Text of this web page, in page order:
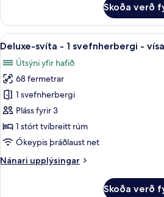
-
svefnherbergi
útsýni
yfir
hafið
Skoða verð
Skoða
allar
myndir
fyrir
Deluxe-
svíta
-
1
svefnherbergi
-
11
Deluxe-svíta - 1 svefnherbergi -
Útsýni yfir hafið
68 fermetrar
1 svefnherbergi
Pláss fyrir 3
1 stórt tvíbreitt rúm
Ókeypis þráðlaust net
Nánari upplýsingar
Nánari
Skoða verð